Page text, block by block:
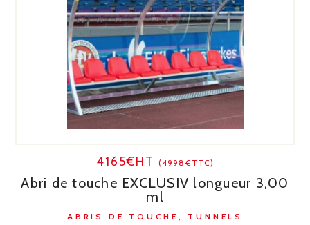
4165€HT (4998€TTC)
Abri de touche EXCLUSIV longueur 3,00
ml
ABRIS DE TOUCHE, TUNNELS